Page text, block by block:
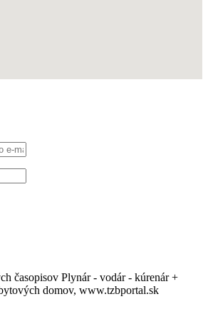
časopisov Plynár - vodár - kúrenár +
domov, www.tzbportal.sk